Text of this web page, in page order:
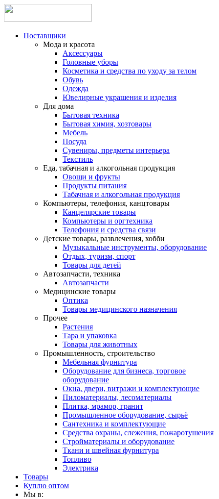
Поставщики
Мода и красота
Аксессуары
Головные уборы
Косметика и средства по уходу за телом
Обувь
Одежда
Ювелирные украшения и изделия
Для дома
Бытовая техника
Бытовая химия, хозтовары
Мебель
Посуда
Сувениры, предметы интерьера
Текстиль
Еда, табачная и алкогольная продукция
Овощи и фрукты
Продукты питания
Табачная и алкогольная продукция
Компьютеры, телефония, канцтовары
Канцелярские товары
Компьютеры и оргтехника
Телефония и средства связи
Детские товары, развлечения, хобби
Музыкальные инструменты, оборудование
Отдых, туризм, спорт
Товары для детей
Автозапчасти, техника
Автозапчасти
Медицинские товары
Оптика
Товары медицинского назначения
Прочее
Растения
Тара и упаковка
Товары для животных
Промышленность, строительство
Мебельная фурнитура
Оборудование для бизнеса, торговое
оборудование
Окна, двери, витражи и комплектующие
Пиломатериалы, лесоматериалы
Плитка, мрамор, гранит
Промышленное оборудование, сырьё
Сантехника и комплектующие
Средства охраны, слежения, пожаротушения
Стройматериалы и оборудование
Ткани и швейная фурнитура
Топливо
Электрика
Товары
Куплю оптом
Мы в: